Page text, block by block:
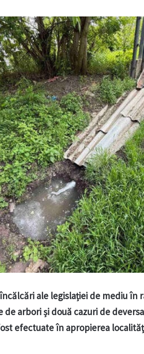
ale legislației de mediu în
arbori și două cazuri de
efectuate în apropierea